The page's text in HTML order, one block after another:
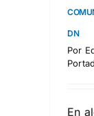
DN
Por
En